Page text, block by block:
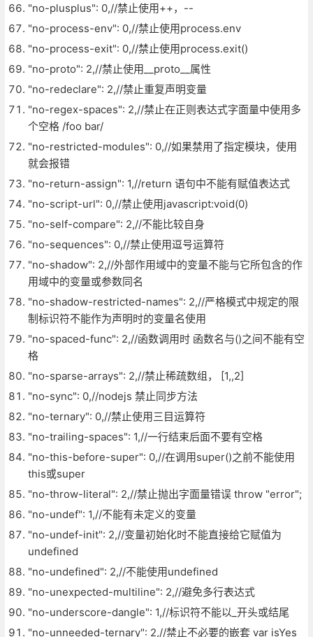
"no-plusplus": 0,//禁止使用++，--
"no-process-env": 0,//禁止使用process.env
"no-process-exit": 0,//禁止使用process.exit()
"no-proto": 2,//禁止使用__proto__属性
"no-redeclare": 2,//禁止重复声明变量
"no-regex-spaces": 2,//禁止在正则表达式字面量中使用多
个空格 /foo bar/
"no-restricted-modules": 0,//如果禁用了指定模块，使用
就会报错
"no-return-assign": 1,//return 语句中不能有赋值表达式
"no-script-url": 0,//禁止使用javascript:void(0)
"no-self-compare": 2,//不能比较自身
"no-sequences": 0,//禁止使用逗号运算符
"no-shadow": 2,//外部作用域中的变量不能与它所包含的作
用域中的变量或参数同名
"no-shadow-restricted-names": 2,//严格模式中规定的限
制标识符不能作为声明时的变量名使用
"no-spaced-func": 2,//函数调用时 函数名与()之间不能有空
格
"no-sparse-arrays": 2,//禁止稀疏数组， [1,,2]
"no-sync": 0,//nodejs 禁止同步方法
"no-ternary": 0,//禁止使用三目运算符
"no-trailing-spaces": 1,//一行结束后面不要有空格
"no-this-before-super": 0,//在调用super()之前不能使用
this或super
"no-throw-literal": 2,//禁止抛出字面量错误 throw "error";
"no-undef": 1,//不能有未定义的变量
"no-undef-init": 2,//变量初始化时不能直接给它赋值为
undefined
"no-undefined": 2,//不能使用undefined
"no-unexpected-multiline": 2,//避免多行表达式
"no-underscore-dangle": 1,//标识符不能以_开头或结尾
"no-unneeded-ternary": 2,//禁止不必要的嵌套 var isYes